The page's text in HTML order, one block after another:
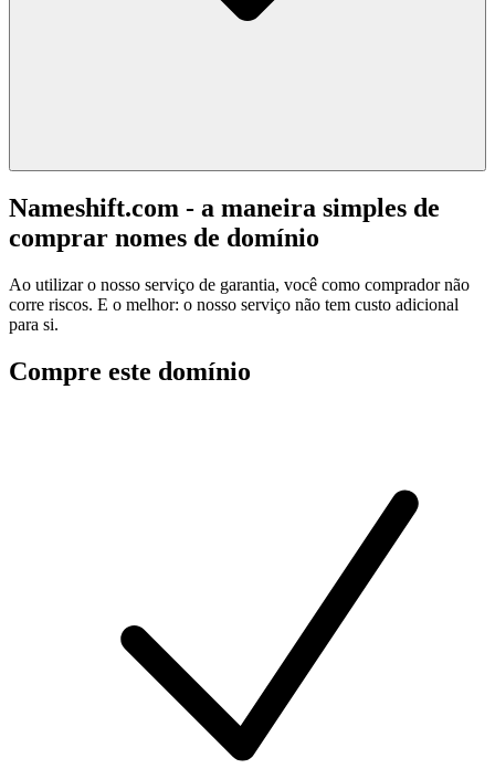
Nameshift.com - a maneira simples de
comprar nomes de domínio
Ao utilizar o nosso serviço de garantia, você como comprador não
corre riscos. E o melhor: o nosso serviço não tem custo adicional
para si.
Compre este domínio